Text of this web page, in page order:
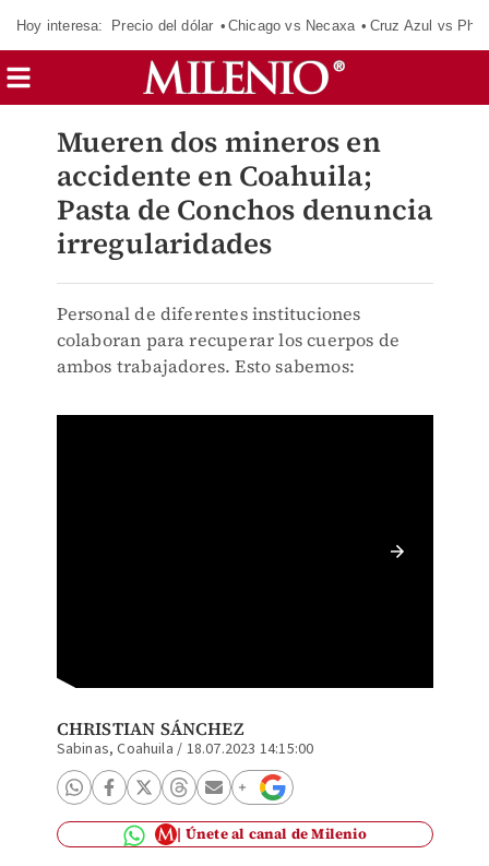
Hoy interesa: Precio del dólar Chicago vs Necaxa Cruz Azul vs
Mueren dos mineros en
accidente en Coahuila;
Pasta de Conchos denuncia
irregularidades
Personal de diferentes instituciones
colaboran para recuperar los cuerpos de
ambos trabajadores. Esto sabemos:
CHRISTIAN SÁNCHEZ
Sabinas, Coahuila / 18.07.2023 14:15:00
Únete al canal de Milenio